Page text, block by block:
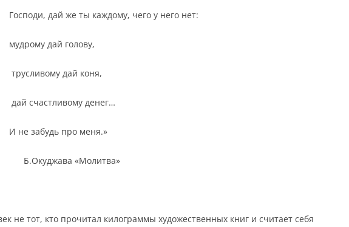
Господи, дай же ты каждому, чего у него нет:
мудрому дай голову,
трусливому дай коня,
дай счастливому денег…
И не забудь про меня.»
Б.Окуджава «Молитва»
не тот, кто прочитал килограммы художественных книг и считает себя